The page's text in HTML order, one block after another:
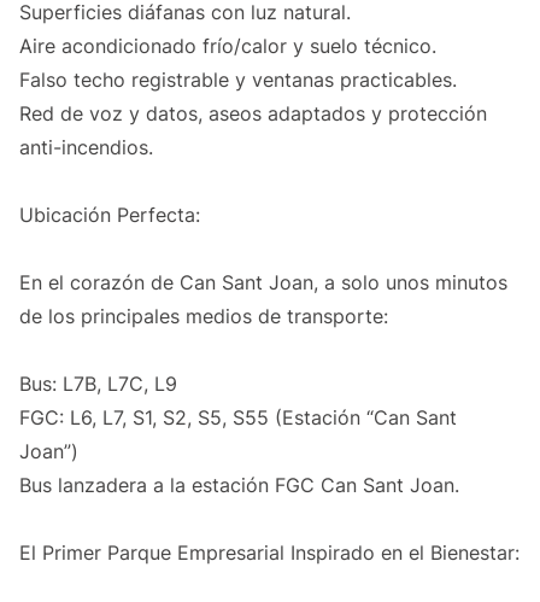
Superficies diáfanas con luz natural.
Aire acondicionado frío/calor y suelo técnico.
Falso techo registrable y ventanas practicables.
Red de voz y datos, aseos adaptados y protección
anti-incendios.
Ubicación Perfecta:
En el corazón de Can Sant Joan, a solo unos minutos
de los principales medios de transporte:
Bus: L7B, L7C, L9
FGC: L6, L7, S1, S2, S5, S55 (Estación “Can Sant
Joan”)
Bus lanzadera a la estación FGC Can Sant Joan.
El Primer Parque Empresarial Inspirado en el Bienestar: